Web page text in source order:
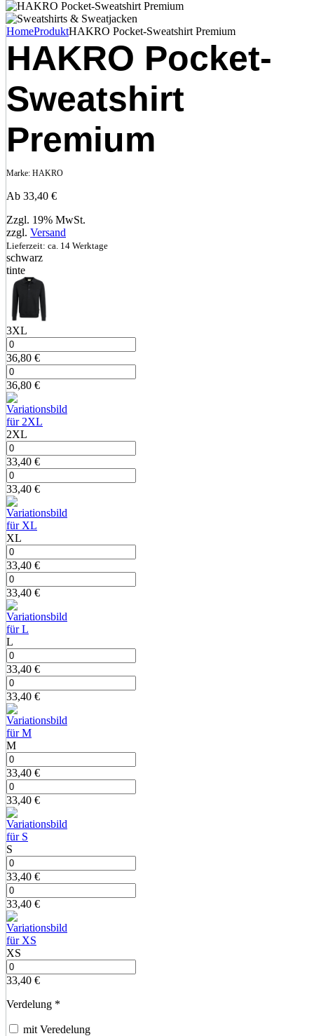
HomeProduktHAKRO Pocket-Sweatshirt Premium
HAKRO Pocket-
Sweatshirt
Premium
Marke: HAKRO
Ab 33,40 €
Zzgl. 19% MwSt.
zzgl. Versand
Lieferzeit: ca. 14 Werktage
schwarz
tinte
3XL
36,80 €
36,80 €
2XL
33,40 €
33,40 €
XL
33,40 €
33,40 €
L
33,40 €
33,40 €
M
33,40 €
33,40 €
S
33,40 €
33,40 €
XS
33,40 €
Verdelung *
mit Veredelung